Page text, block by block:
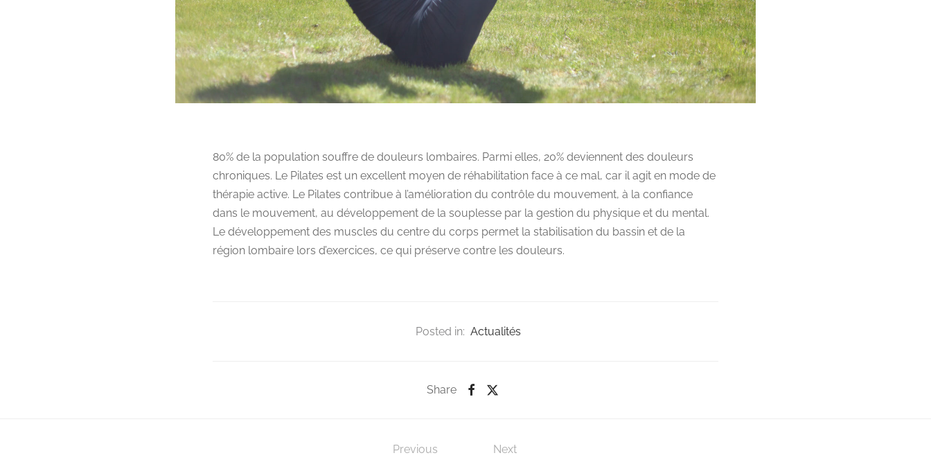
80% de la population souffre de douleurs lombaires. Parmi elles, 20% deviennent des douleurs
chroniques. Le Pilates est un excellent moyen de réhabilitation face à ce mal, car il agit en mode de
thérapie active. Le Pilates contribue à l’amélioration du contrôle du mouvement, à la confiance
dans le mouvement, au développement de la souplesse par la gestion du physique et du mental.
Le développement des muscles du centre du corps permet la stabilisation du bassin et de la
région lombaire lors d’exercices, ce qui préserve contre les douleurs.
Posted in: Actualités
Share
Previous Next